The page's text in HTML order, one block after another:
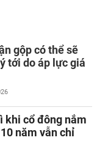
gộp có thể sẽ
tới do áp lực giá
khi cổ đông nắm
năm vẫn chỉ